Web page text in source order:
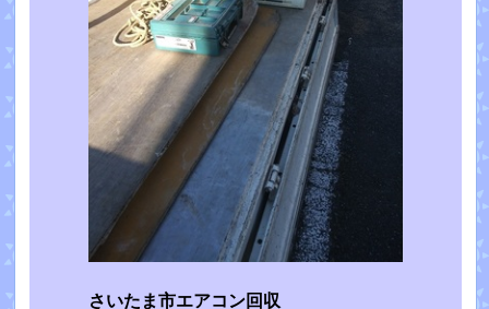
さいたま市エアコン回収